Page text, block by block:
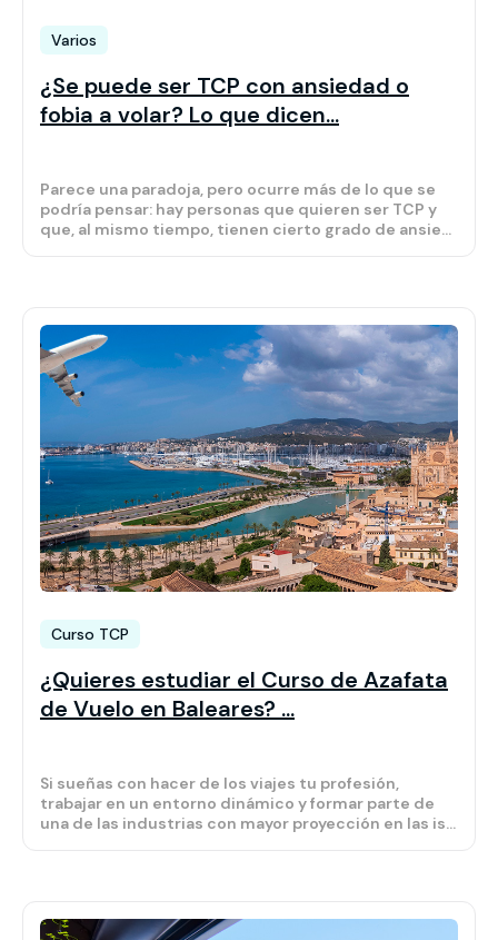
Varios
¿Se puede ser TCP con ansiedad o
fobia a volar? Lo que dicen...
Parece una paradoja, pero ocurre más de lo que se
podría pensar: hay personas que quieren ser TCP y
que, al mismo tiempo, tienen cierto grado de ansie...
Curso TCP
¿Quieres estudiar el Curso de Azafata
de Vuelo en Baleares? ...
Si sueñas con hacer de los viajes tu profesión,
trabajar en un entorno dinámico y formar parte de
una de las industrias con mayor proyección en las is...